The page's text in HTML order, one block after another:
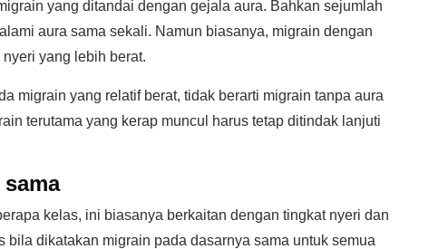
yang ditandai dengan gejala aura. Bahkan sejumlah
aura sama sekali. Namun biasanya, migrain dengan
yang lebih berat.
migrain yang relatif berat, tidak berarti migrain tanpa aura
terutama yang kerap muncul harus tetap ditindak lanjuti
kelas, ini biasanya berkaitan dengan tingkat nyeri dan
bila dikatakan migrain pada dasarnya sama untuk semua